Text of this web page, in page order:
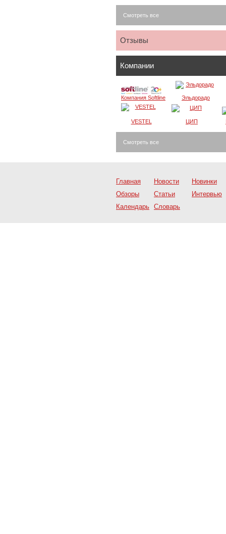
Смотреть все
Отзывы
Компании
Компания Softline Эльдорадо
VESTEL ЦИП
Смотреть все
Главная Новости
Новинки
Обзоры
Статьи
Интервью
Календарь Словарь